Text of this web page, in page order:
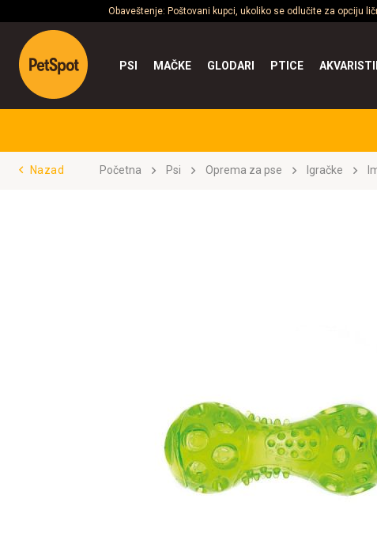
Obaveštenje: Poštovani kupci, ukoliko se odlučite za opciju
PSI MAČKE GLODARI PTICE
Nazad Početna Psi Oprema za pse Igračke